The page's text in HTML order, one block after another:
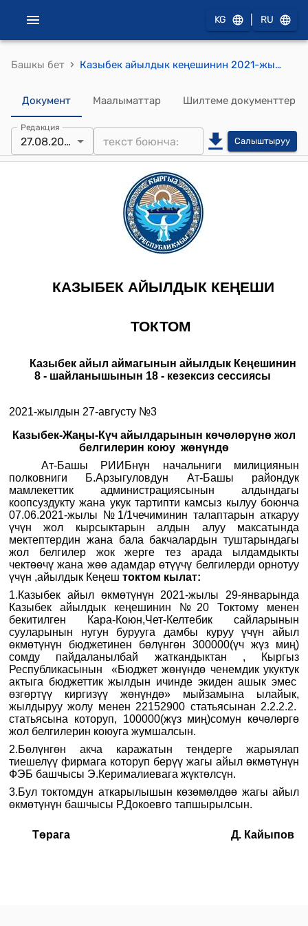
KG RU
Башкы бет › Казыбек айылдык кеңешинин 2021-жылдын 27-августундагы №3 "Казыбек-Жаңы-Күч айылдарынын көчөлөрүнө жол белгилерин коюу жөнүндө" токтому
Документ Маалыматтар Шилтеме документтер
Редакция
27.08.2021 Салыштыруу